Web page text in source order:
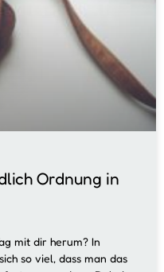
Ordnung in
mit dir herum? In
so viel, dass man das